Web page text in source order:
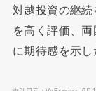
対越投資の継
を高く評価、
に期待感を示し